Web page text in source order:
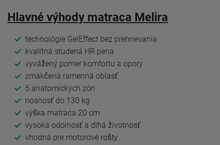
Hlavné výhody matraca Melira
technológie GelEffect bez prehrievania
kvalitná studená HR pena
vyvážený pomer komfortu a opory
zmäkčená ramenná oblasť
5 anatomických zón
nosnosť do 130 kg
výška matraca 20 cm
vysoká odolnosť a dlhá životnosť
vhodná pre motorové rošty